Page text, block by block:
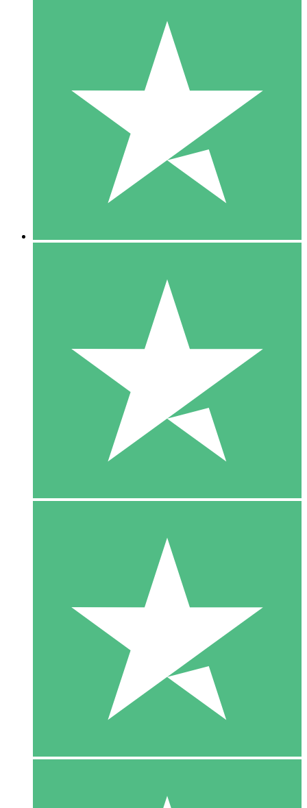
Individuella Kreditpaket
Betala per användning med nedladdningskrediter. Inget
1 Nedladdningar
10 00
10 Nedladdningar
20 00